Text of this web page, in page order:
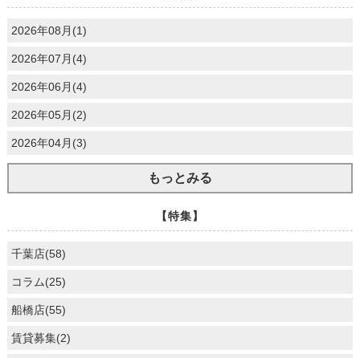
2026年08月(1)
2026年07月(4)
2026年06月(4)
2026年05月(2)
2026年04月(3)
もっとみる
【特集】
千葉店(58)
コラム(25)
船橋店(55)
賃貸募集(2)